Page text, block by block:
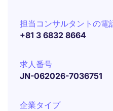
担当コンサルタントの電
+81 3 6832 8664
求人番号
JN-062026-7036751
企業タイプ